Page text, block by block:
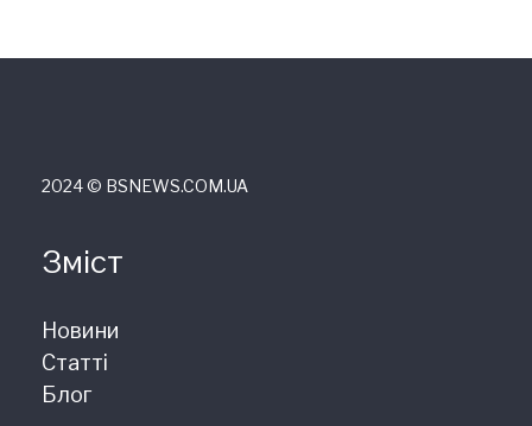
2024 © ВSNEWS.COM.UA
Зміст
Новини
Статті
Блог